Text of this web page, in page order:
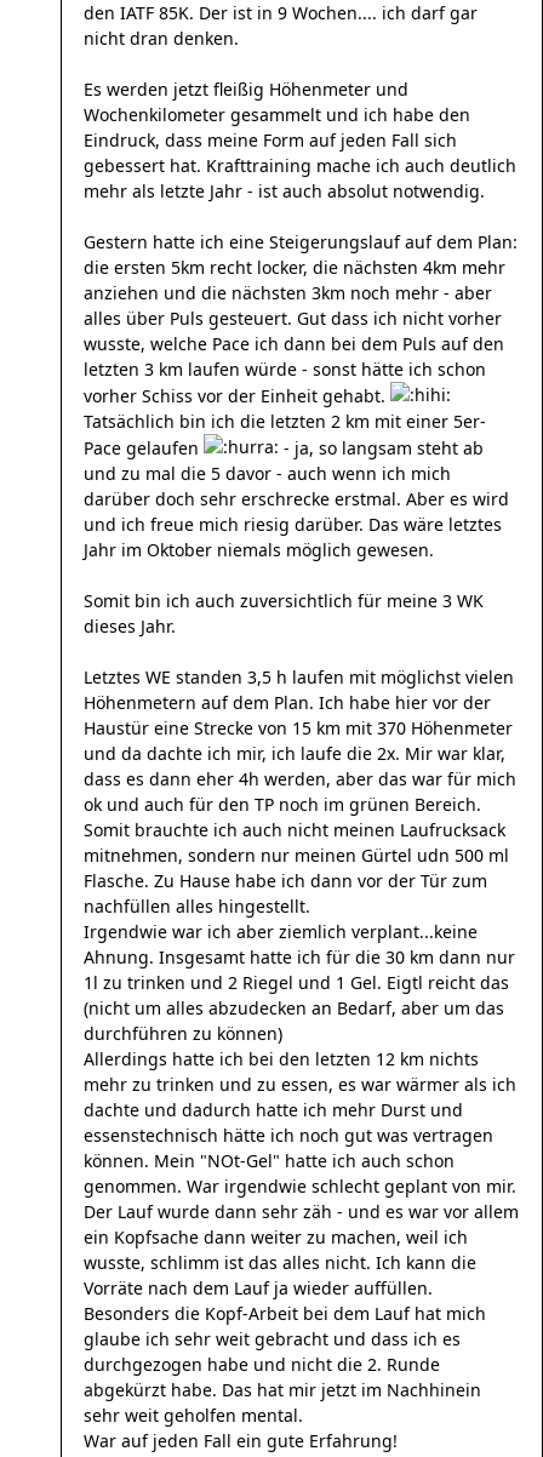
den IATF 85K. Der ist in 9 Wochen.... ich darf gar
nicht dran denken.
Es werden jetzt fleißig Höhenmeter und
Wochenkilometer gesammelt und ich habe den
Eindruck, dass meine Form auf jeden Fall sich
gebessert hat. Krafttraining mache ich auch deutlich
mehr als letzte Jahr - ist auch absolut notwendig.
Gestern hatte ich eine Steigerungslauf auf dem Plan:
die ersten 5km recht locker, die nächsten 4km mehr
anziehen und die nächsten 3km noch mehr - aber
alles über Puls gesteuert. Gut dass ich nicht vorher
wusste, welche Pace ich dann bei dem Puls auf den
letzten 3 km laufen würde - sonst hätte ich schon
vorher Schiss vor der Einheit gehabt.
Tatsächlich bin ich die letzten 2 km mit einer 5er-
Pace gelaufen
- ja, so langsam steht ab
und zu mal die 5 davor - auch wenn ich mich
darüber doch sehr erschrecke erstmal. Aber es wird
und ich freue mich riesig darüber. Das wäre letztes
Jahr im Oktober niemals möglich gewesen.
Somit bin ich auch zuversichtlich für meine 3 WK
dieses Jahr.
Letztes WE standen 3,5 h laufen mit möglichst vielen
Höhenmetern auf dem Plan. Ich habe hier vor der
Haustür eine Strecke von 15 km mit 370 Höhenmeter
und da dachte ich mir, ich laufe die 2x. Mir war klar,
dass es dann eher 4h werden, aber das war für mich
ok und auch für den TP noch im grünen Bereich.
Somit brauchte ich auch nicht meinen Laufrucksack
mitnehmen, sondern nur meinen Gürtel udn 500 ml
Flasche. Zu Hause habe ich dann vor der Tür zum
nachfüllen alles hingestellt.
Irgendwie war ich aber ziemlich verplant...keine
Ahnung. Insgesamt hatte ich für die 30 km dann nur
1l zu trinken und 2 Riegel und 1 Gel. Eigtl reicht das
(nicht um alles abzudecken an Bedarf, aber um das
durchführen zu können)
Allerdings hatte ich bei den letzten 12 km nichts
mehr zu trinken und zu essen, es war wärmer als ich
dachte und dadurch hatte ich mehr Durst und
essenstechnisch hätte ich noch gut was vertragen
können. Mein "NOt-Gel" hatte ich auch schon
genommen. War irgendwie schlecht geplant von mir.
Der Lauf wurde dann sehr zäh - und es war vor allem
ein Kopfsache dann weiter zu machen, weil ich
wusste, schlimm ist das alles nicht. Ich kann die
Vorräte nach dem Lauf ja wieder auffüllen.
Besonders die Kopf-Arbeit bei dem Lauf hat mich
glaube ich sehr weit gebracht und dass ich es
durchgezogen habe und nicht die 2. Runde
abgekürzt habe. Das hat mir jetzt im Nachhinein
sehr weit geholfen mental.
War auf jeden Fall ein gute Erfahrung!